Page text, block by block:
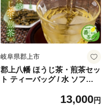
岐阜県郡上市
郡上八幡 ほうじ茶・煎茶セッ
ト ティーバッグ / 水 ソフト
ーバッグ 日本茶 田中茶舗 水
13,000円